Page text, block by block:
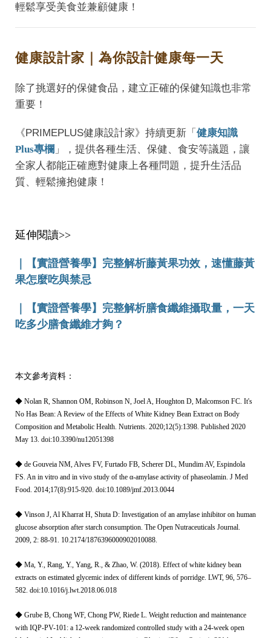
輕鬆享受美食並兼顧健康！
健康設計家｜為你設計健康每一天
除了挑選好的保健食品，建立正確的保健知識也非常
重要！
《PRIMEPLUS健康設計家》持續更新「 健康知識
Plus專欄 」，提供各種生活、保健、食安等議題，讓
全家人都能正確應對健康上各種問題，提升生活品
質、輕鬆擁抱健康！
延伸閱讀>>
【實證營養學】完整解析藤黃果功效，速懂藤黃
果怎麼吃與禁忌
【實證營養學】完整解析膳食纖維攝取量，一天
吃多少膳食纖維才夠？
本文參考資料：
◆ Nolan R, Shannon OM, Robinson N, Joel A, Houghton D, Malcomson FC. It's
No Has Bean: A Review of the Effects of White Kidney Bean Extract on Body
Composition and Metabolic Health. Nutrients. 2020;12(5):1398. Published 2020
May 13. doi:10.3390/nu12051398
◆ de Gouveia NM, Alves FV, Furtado FB, Scherer DL, Mundim AV, Espindola
FS. An in vitro and in vivo study of the α-amylase activity of phaseolamin. J Med
Food. 2014;17(8):915-920. doi:10.1089/jmf.2013.0044
◆ Vinson J, Al Kharrat H, Shuta D: Investigation of an amylase inhibitor on human
glucose absorption after starch consumption. The Open Nutraceuticals Journal.
2009, 2: 88-91. 10.2174/1876396000902010088.
◆ Ma, Y., Rang, Y., Yang, R., & Zhao, W. (2018). Effect of white kidney bean
extracts on estimated glycemic index of different kinds of porridge. LWT, 96, 576–
582. doi:10.1016/j.lwt.2018.06.018
◆ Grube B, Chong WF, Chong PW, Riede L. Weight reduction and maintenance
with IQP-PV-101: a 12-week randomized controlled study with a 24-week open